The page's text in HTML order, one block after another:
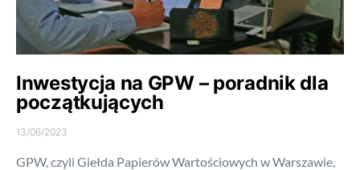
Inwestycja na GPW – poradnik dla
początkujących
13/06/2023
GPW, czyli Giełda Papierów Wartościowych w Warszawie,